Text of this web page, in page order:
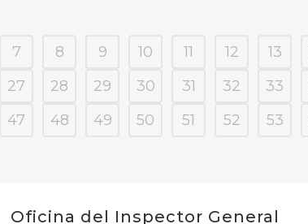
7 8 9 10 11 12 13
27 28 29 30 31 32 33
47 48 49 50 51 52 53
Oficina del Inspector General